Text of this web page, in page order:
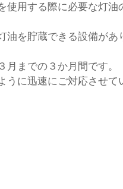
用する際に必要な灯油
油を貯蔵できる設備が
までの３か月間です。
うに迅速にご対応させて